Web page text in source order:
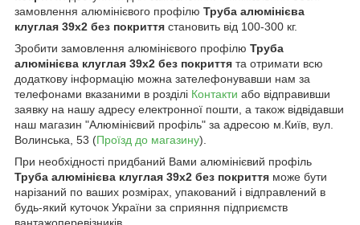
замовлення алюмінієвого профілю Труба алюмінієва
клуглая 39х2 без покриття становить від 100-300 кг.
Зробити замовлення алюмінієвого профілю Труба
алюмінієва клуглая 39х2 без покриття та отримати всю
додаткову інформацію можна зателефонувавши нам за
телефонами вказаними в розділі Контакти або відправивши
заявку на нашу адресу електронної пошти, а також відвідавши
наш магазин "Алюмінієвий профіль" за адресою м.Київ, вул.
Волинська, 53 (Проїзд до магазину).
При необхідності придбаний Вами алюмінієвий профіль
Труба алюмінієва клуглая 39х2 без покриття може бути
нарізаний по ваших розмірах, упакований і відправлений в
будь-який куточок України за сприяння підприємств
вантажоперевізників.